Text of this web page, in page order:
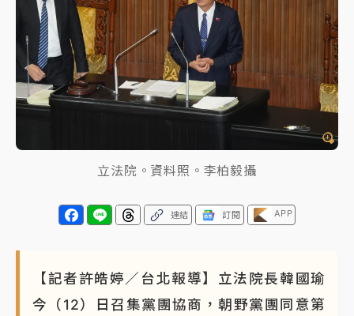
駁 理由曝光
故宮《龍藏經》特展第2檔！今線上預約開賣一度塞車
周六起展出延長至晚上7時
台東農業處長涉圖利渡假村！東檢抗告成功 今重開羈
父親節泡湯了！中颱白海豚雨彈轟3天 「紅到發紫」降
立法院。資料照。李柏毅攝
連結 訂閱 APP
【記者許皓婷／台北報導】立法院長韓國瑜
今（12）日召集黨團協商，朝野黨團同意第